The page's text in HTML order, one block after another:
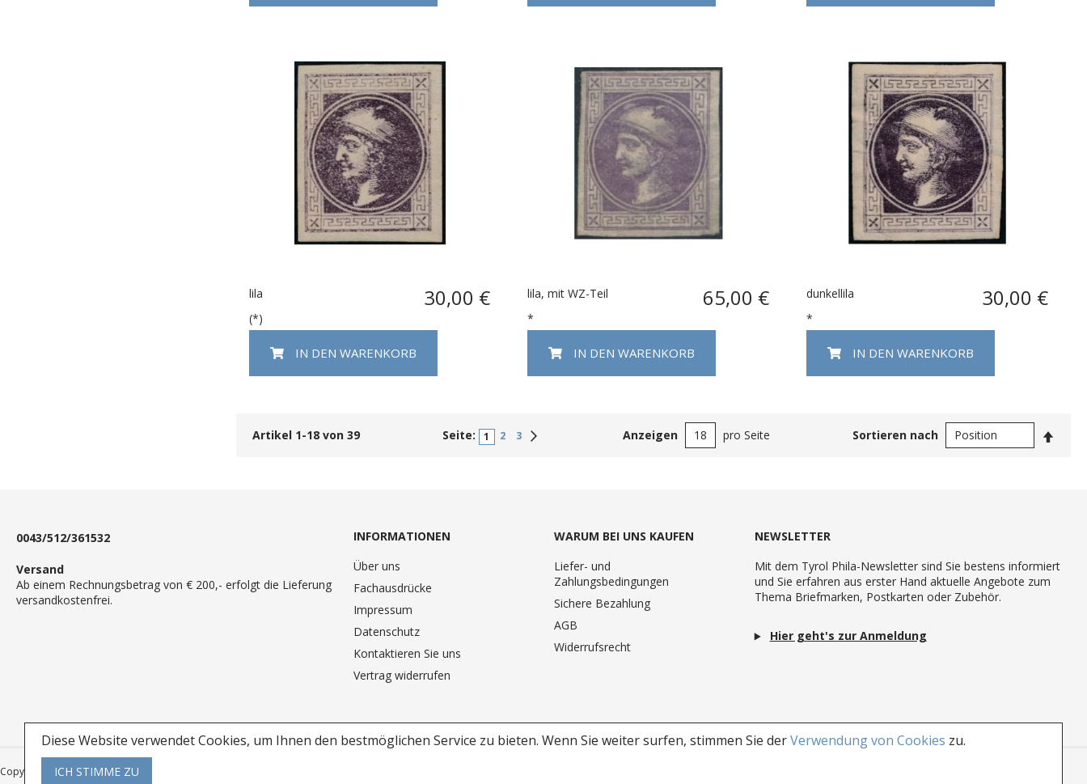
Diese Website verwendet Cookies, um Ihnen den bestmöglichen Service zu bieten. Wenn Sie weiter surfen, stimmen Sie derVerwendung von Cookies zu.
ICH STIMME ZU
lila 30,00 €
(*)
IN DEN WARENKORB
lila, mit WZ-Teil 65,00 €
*
IN DEN WARENKORB
dunkellila 30,00 €
*
IN DEN WARENKORB
Artikel 1-18von 39 Seite: 1 2 3 Anzeigen pro Seite Sortieren nach
0043/512/361532
Versand
Ab einem Rechnungsbetrag von € 200,- erfolgt die Lieferung
versandkostenfrei.
INFORMATIONEN
Über uns
Fachausdrücke
Impressum
Datenschutz
Kontaktieren Sie uns
Vertrag widerrufen
WARUM BEI UNS KAUFEN
Liefer- und
Zahlungsbedingungen
Sichere Bezahlung
AGB
Widerrufsrecht
NEWSLETTER
Mit dem Tyrol Phila-Newsletter sind Sie bestens informiert
und Sie erfahren aus erster Hand aktuelle Angebote zum
Thema Briefmarken, Postkarten oder Zubehör.
Hier geht's zur Anmeldung
Copyright